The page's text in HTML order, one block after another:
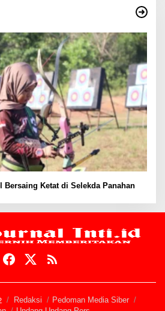
Bersaing Ketat di Selekda Panahan
Redaksi
Pedoman Media Siber